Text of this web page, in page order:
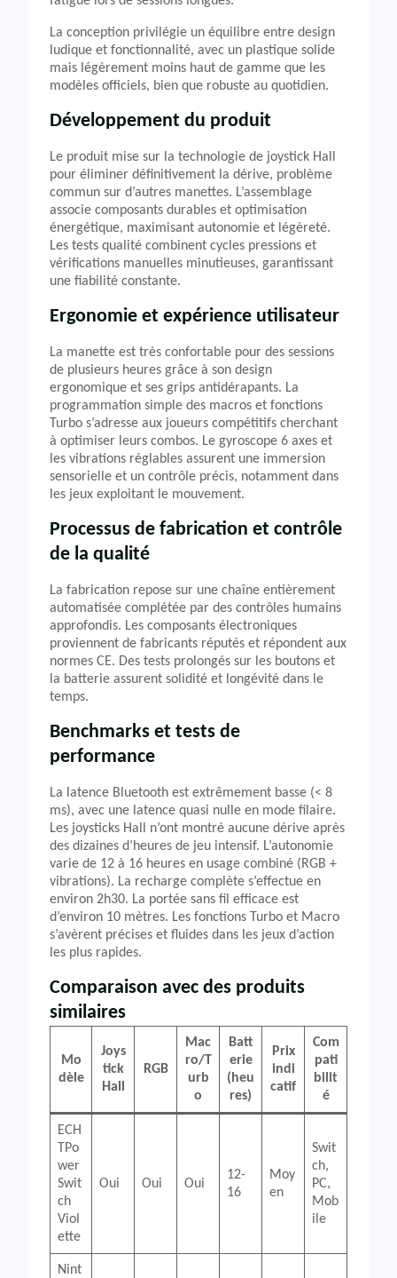
La conception privilégie un équilibre entre design
ludique et fonctionnalité, avec un plastique solide
mais légèrement moins haut de gamme que les
modèles officiels, bien que robuste au quotidien.
Développement du produit
Le produit mise sur la technologie de joystick Hall
pour éliminer définitivement la dérive, problème
commun sur d’autres manettes. L’assemblage
associe composants durables et optimisation
énergétique, maximisant autonomie et légèreté.
Les tests qualité combinent cycles pressions et
vérifications manuelles minutieuses, garantissant
une fiabilité constante.
Ergonomie et expérience utilisateur
La manette est très confortable pour des sessions
de plusieurs heures grâce à son design
ergonomique et ses grips antidérapants. La
programmation simple des macros et fonctions
Turbo s’adresse aux joueurs compétitifs cherchant
à optimiser leurs combos. Le gyroscope 6 axes et
les vibrations réglables assurent une immersion
sensorielle et un contrôle précis, notamment dans
les jeux exploitant le mouvement.
Processus de fabrication et contrôle
de la qualité
La fabrication repose sur une chaîne entièrement
automatisée complétée par des contrôles humains
approfondis. Les composants électroniques
proviennent de fabricants réputés et répondent aux
normes CE. Des tests prolongés sur les boutons et
la batterie assurent solidité et longévité dans le
temps.
Benchmarks et tests de
performance
La latence Bluetooth est extrêmement basse (< 8
ms), avec une latence quasi nulle en mode filaire.
Les joysticks Hall n’ont montré aucune dérive après
des dizaines d’heures de jeu intensif. L’autonomie
varie de 12 à 16 heures en usage combiné (RGB +
vibrations). La recharge complète s’effectue en
environ 2h30. La portée sans fil efficace est
d’environ 10 mètres. Les fonctions Turbo et Macro
s’avèrent précises et fluides dans les jeux d’action
les plus rapides.
Comparaison avec des produits
similaires
Mo
dèle
Joys
tick
Hall
RGB
Mac
ro/T
urb
o
Batt
erie
(heu
res)
Prix
indi
catif
Com
pati
bilit
é
ECH
TPo
wer
Swit
ch
Viol
ette
Oui Oui Oui
12-
16
Moy
en
Swit
ch,
PC,
Mob
ile
Nint